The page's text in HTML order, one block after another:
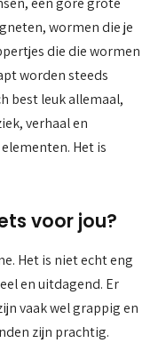
wormen die je
die die wormen
worden steeds
best leuk allemaal,
verhaal en
Het is
voor jou?
Het is niet echt eng
en uitdagend. Er
vaak wel grappig en
zijn prachtig.